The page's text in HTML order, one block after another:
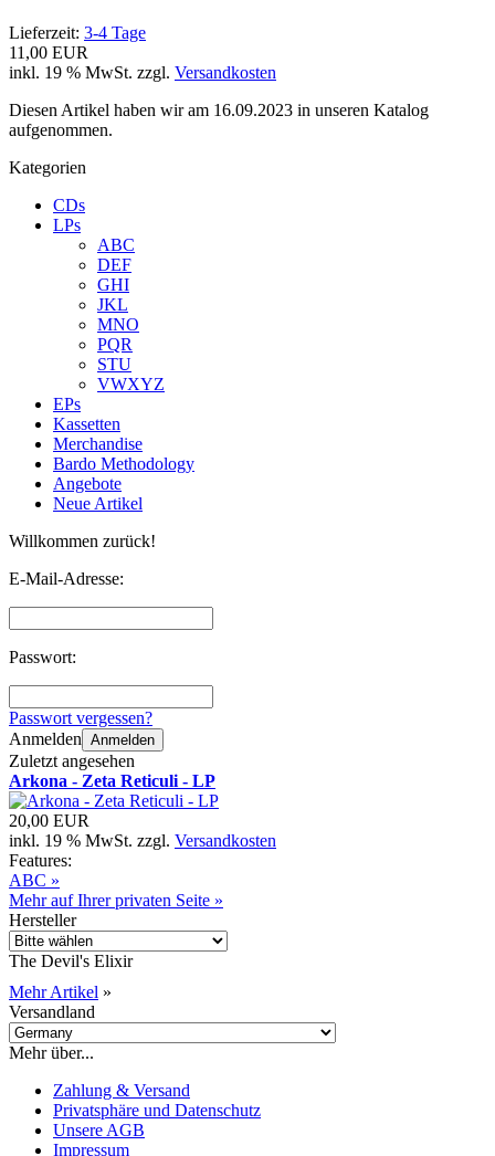
Lieferzeit: 3-4 Tage
11,00 EUR
inkl. 19 % MwSt. zzgl. Versandkosten
Diesen Artikel haben wir am 16.09.2023 in unseren Katalog
aufgenommen.
Kategorien
CDs
LPs
ABC
DEF
GHI
JKL
MNO
PQR
STU
VWXYZ
EPs
Kassetten
Merchandise
Bardo Methodology
Angebote
Neue Artikel
Willkommen zurück!
E-Mail-Adresse:
Passwort:
Passwort vergessen?
Anmelden Anmelden
Zuletzt angesehen
Arkona - Zeta Reticuli - LP
20,00 EUR
inkl. 19 % MwSt. zzgl. Versandkosten
Features:
ABC »
Mehr auf Ihrer privaten Seite »
Hersteller
The Devil's Elixir
Mehr Artikel »
Versandland
Mehr über...
Zahlung & Versand
Privatsphäre und Datenschutz
Unsere AGB
Impressum